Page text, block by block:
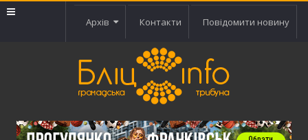
Архів Контакти Повідомити новину